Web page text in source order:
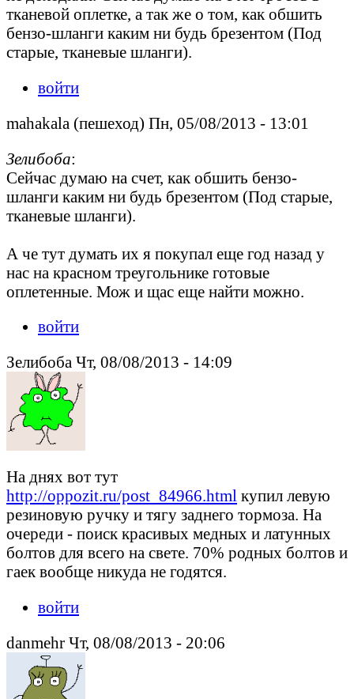
тканевой оплетке, а так же о том, как обшить
бензо-шланги каким ни будь брезентом (Под
старые, тканевые шланги).
войти
mahakala (пешеход) Пн, 05/08/2013 - 13:01
Зелибоба:
Сейчас думаю на счет, как обшить бензо-
шланги каким ни будь брезентом (Под старые,
тканевые шланги).
А че тут думать их я покупал еще год назад у
нас на красном треугольнике готовые
оплетенные. Мож и щас еще найти можно.
войти
Зелибоба Чт, 08/08/2013 - 14:09
На днях вот тут
http://oppozit.ru/post_84966.html купил левую
резиновую ручку и тягу заднего тормоза. На
очереди - поиск красивых медных и латунных
болтов для всего на свете. 70% родных болтов и
гаек вообще никуда не годятся.
войти
danmehr Чт, 08/08/2013 - 20:06